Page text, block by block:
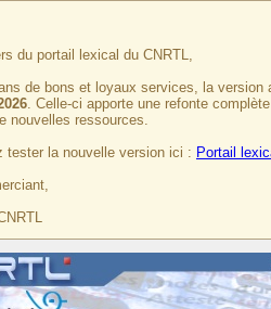
du portail lexical du CNRTL,
de bons et loyaux services, la version
. Celle-ci apporte une refonte
nouvelles ressources.
tester la nouvelle version ici : Portail